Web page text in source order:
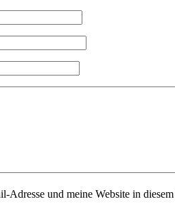
Adresse und meine Website in